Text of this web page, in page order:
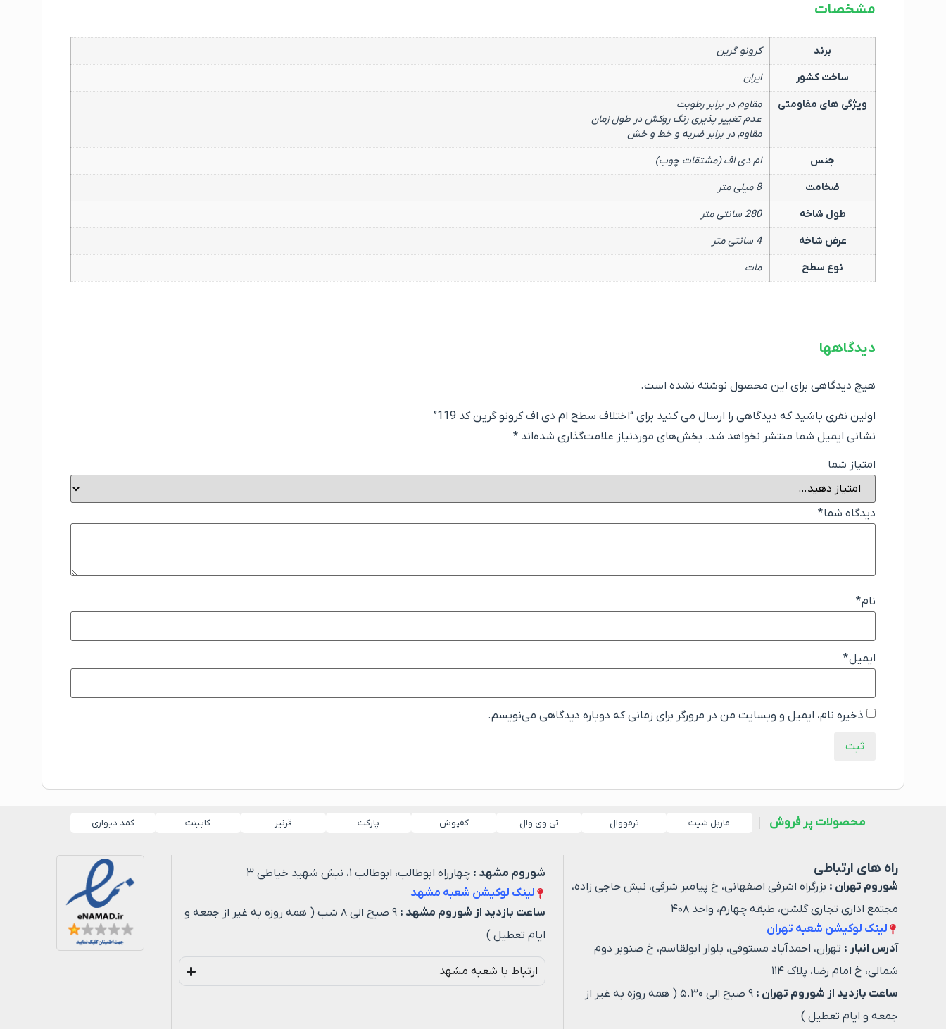
مشخصات
برند
کرونو گرین
ساخت کشور
ایران
ویژگی های مقاومتی
مقاوم در برابر رطوبت
عدم تغییر پذیری رنگ روکش در طول زمان
مقاوم در برابر ضربه و خط و خش
جنس
ام دی اف (مشتقات چوب)
ضخامت
8 میلی متر
طول شاخه
280 سانتی متر
عرض شاخه
4 سانتی متر
نوع سطح
مات
دیدگاهها
هیچ دیدگاهی برای این محصول نوشته نشده است.
اولین نفری باشید که دیدگاهی را ارسال می کنید برای “اختلاف سطح ام دی اف کرونو گرین کد 119”
نشانی ایمیل شما منتشر نخواهد شد. بخش‌های موردنیاز علامت‌گذاری شده‌اند *
امتیاز شما
دیدگاه شما*
نام*
ایمیل*
ذخیره نام، ایمیل و وبسایت من در مرورگر برای زمانی که دوباره دیدگاهی می‌نویسم.
محصولات پر فروش ماربل شیت ترمووال تی وی وال کفپوش پارکت قرنیز کابینت کمد دیواری
راه های ارتباطی
شوروم تهران : بزرگراه اشرفی اصفهانی، خ پیامبر شرقی، نبش حاجی زاده،
مجتمع اداری تجاری گلشن، طبقه چهارم، واحد ۴۰۸
لینک لوکیشن شعبه تهران
آدرس انبار : تهران، احمدآباد مستوفی، بلوار ابولقاسم، خ صنوبر دوم
شمالی، خ امام رضا، پلاک ۱۱۴
ساعت بازدید از شوروم تهران :
۹ صبح الی ۵.۳۰ ( همه روزه به غیر از
جمعه و ایام تعطیل )
شوروم مشهد : چهارراه ابوطالب، ابوطالب ۱، نبش شهید خیاطی ۳
لینک لوکیشن شعبه مشهد
ساعت بازدید از شوروم مشهد :
۹ صبح الی ۸ شب ( همه روزه به غیر از جمعه و
ایام تعطیل )
ارتباط با شعبه مشهد